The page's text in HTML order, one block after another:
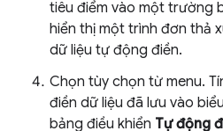
tiêu điểm vào một trường
hiển thị một trình đơn thả
dữ liệu tự động điền.
Chọn tùy chọn từ menu.
điền dữ liệu đã lưu vào
bảng điều khiển Tự động